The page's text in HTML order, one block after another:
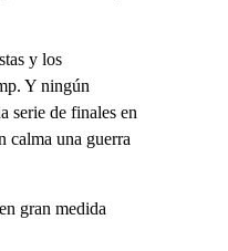
y los
Y ningún
serie de finales en
calma una guerra
gran medida